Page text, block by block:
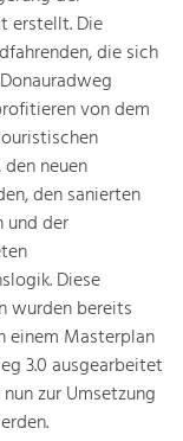
erstellt. Die
die sich
von dem
neuen
den sanierten
und der
Diese
wurden bereits
einem Masterplan
3.0 ausgearbeitet
zur Umsetzung